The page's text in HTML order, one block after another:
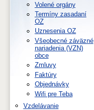
Volené orgány
Termíny zasadaní
OZ
Uznesenia OZ
Všeobecné záväzné
nariadenia (VZN)
obce
Zmluvy
Faktúry
Objednávky
Wifi pre Teba
Vzdelávanie